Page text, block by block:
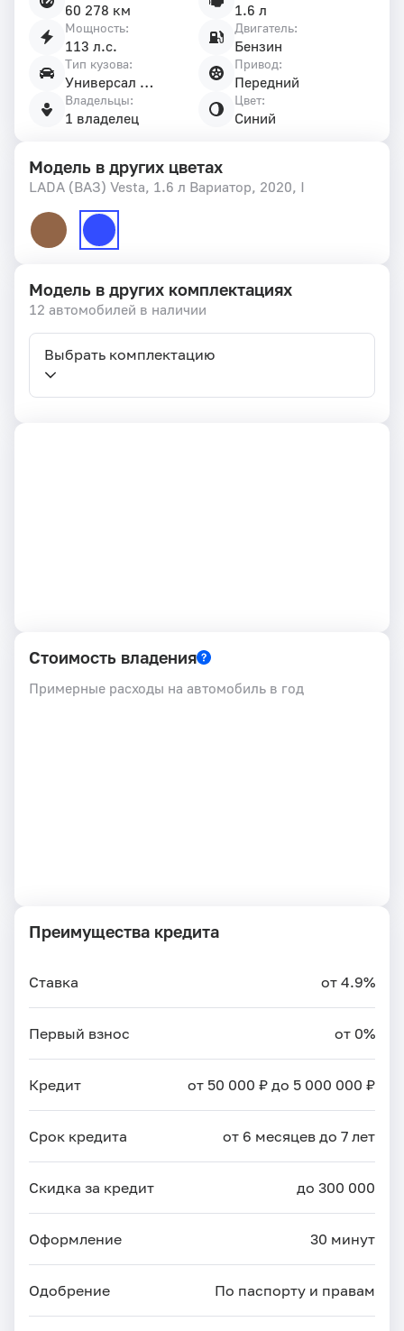
60 278 км 1.6 л
Мощность:
113 л.с.
Двигатель:
Бензин
Тип кузова:
Универсал 5 дв.
Привод:
Передний
Владельцы:
1 владелец
Цвет:
Синий
Модель в других цветах
LADA (ВАЗ) Vesta, 1.6 л Вариатор, 2020, I
Модель в других комплектациях
12 автомобилей в наличии
Выбрать комплектацию
Стоимость владения
Примерные расходы на автомобиль в год
Преимущества кредита
Ставка от 4.9%
Первый взнос от 0%
Кредит от 50 000 ₽ до 5 000 000 ₽
Срок кредита от 6 месяцев до 7 лет
Скидка за кредит до 300 000
Оформление 30 минут
Одобрение По паспорту и правам